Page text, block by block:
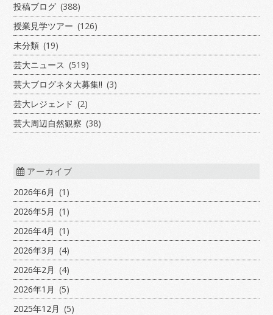
投稿ブログ (388)
授業見学ツアー (126)
未分類 (19)
芸大ニュース (519)
芸大ブログネタ大募集!! (3)
芸大レジェンド (2)
芸大周辺自然観察 (38)
アーカイブ
2026年6月 (1)
2026年5月 (1)
2026年4月 (1)
2026年3月 (4)
2026年2月 (4)
2026年1月 (5)
2025年12月 (5)